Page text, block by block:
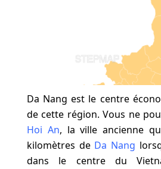
Da Nang est le centre
de cette région. Vous ne
Hoi An, la ville ancienne
kilomètres de Da Nang
dans le centre du